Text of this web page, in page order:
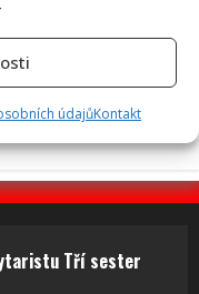
údajůKontakt
z telefonátu
Tří sester